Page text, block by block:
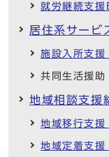
就労継続支援
居住系サービ
施設入所支援
共同生活援助
地域相談支援
地域移行支援
地域定着支援